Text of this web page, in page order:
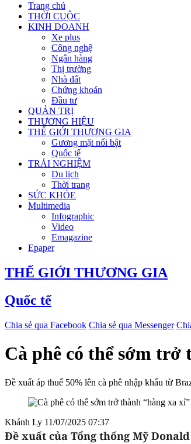
Trang chủ
THỜI CUỘC
KINH DOANH
Xe plus
Công nghệ
Ngân hàng
Thị trường
Nhà đất
Chứng khoán
Đầu tư
QUẢN TRỊ
THƯƠNG HIỆU
THẾ GIỚI THƯƠNG GIA
Gương mặt nổi bật
Quốc tế
TRẢI NGHIỆM
Du lịch
Thời trang
SỨC KHỎE
Multimedia
Infographic
Video
Emagazine
Epaper
THẾ GIỚI THƯƠNG GIA
Quốc tế
Chia sẻ qua Facebook Chia sẻ qua Messenger
Cà phê có thể sớm
Đề xuất áp thuế 50% lên cà phê nhập khẩu từ
Khánh Ly 11/07/2025 07:37
Đề xuất của Tổng thống Mỹ